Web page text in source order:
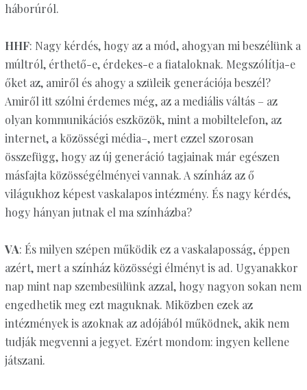
háborúról.
HHF: Nagy kérdés, hogy az a mód, ahogyan mi beszélünk a
múltról, érthető-e, érdekes-e a fiataloknak. Megszólítja-e
őket az, amiről és ahogy a szüleik generációja beszél?
Amiről itt szólni érdemes még, az a mediális váltás – az
olyan kommunikációs eszközök, mint a mobiltelefon, az
internet, a közösségi média–, mert ezzel szorosan
összefügg, hogy az új generáció tagjainak már egészen
másfajta közösségélményei vannak. A színház az ő
világukhoz képest vaskalapos intézmény. És nagy kérdés,
hogy hányan jutnak el ma színházba?
VA: És milyen szépen működik ez a vaskalaposság, éppen
azért, mert a színház közösségi élményt is ad. Ugyanakkor
nap mint nap szembesülünk azzal, hogy nagyon sokan nem
engedhetik meg ezt maguknak. Miközben ezek az
intézmények is azoknak az adójából működnek, akik nem
tudják megvenni a jegyet. Ezért mondom: ingyen kellene
játszani.